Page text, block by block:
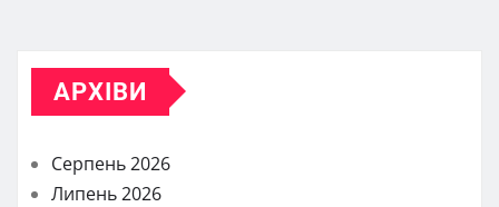
АРХІВИ
Серпень 2026
Липень 2026